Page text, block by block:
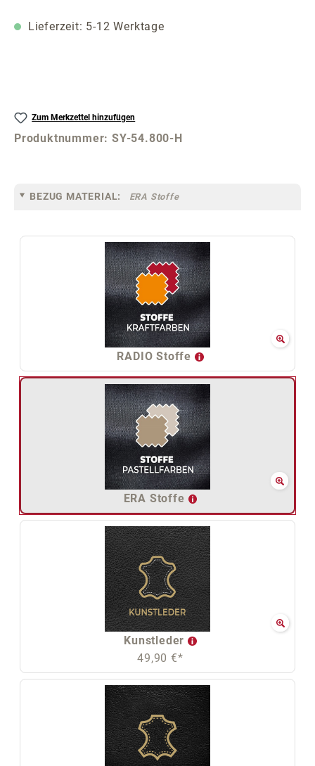
Lieferzeit: 5-12 Werktage
Zum Merkzettel hinzufügen
Produktnummer:SY-54.800-H
BEZUG MATERIAL: ERA Stoffe
RADIO Stoffe
ERA Stoffe
Kunstleder
49,90 €*